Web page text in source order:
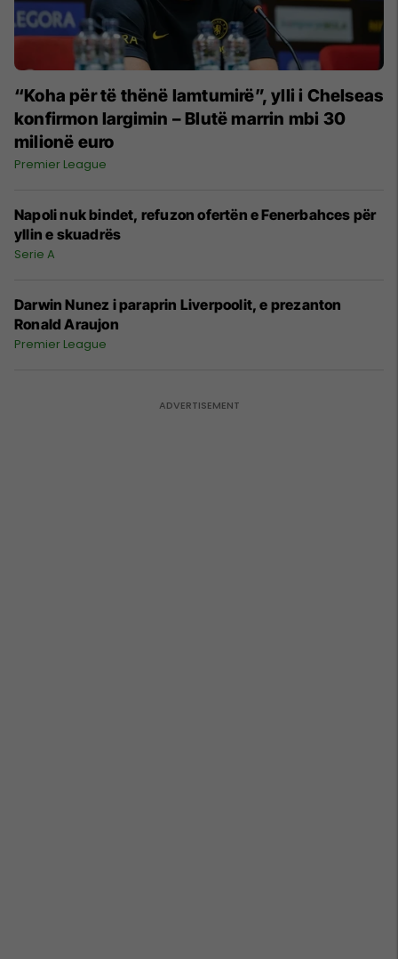
“Koha për të thënë lamtumirë”, ylli i Chelseas
konfirmon largimin – Blutë marrin mbi 30
milionë euro
Premier League
Napoli nuk bindet, refuzon ofertën e Fenerbahces për
yllin e skuadrës
Serie A
Darwin Nunez i paraprin Liverpoolit, e prezanton
Ronald Araujon
Premier League